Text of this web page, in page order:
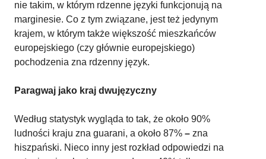
nie takim, w którym rdzenne języki funkcjonują na
marginesie. Co z tym związane, jest też jedynym
krajem, w którym także większość mieszkańców
europejskiego (czy głównie europejskiego)
pochodzenia zna rdzenny język.
Paragwaj jako kraj dwujęzyczny
Według statystyk wygląda to tak, że około 90%
ludności kraju zna guarani, a około 87% – zna
hiszpański. Nieco inny jest rozkład odpowiedzi na